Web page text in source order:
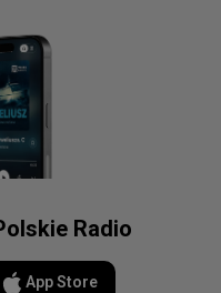
Radio
App Store